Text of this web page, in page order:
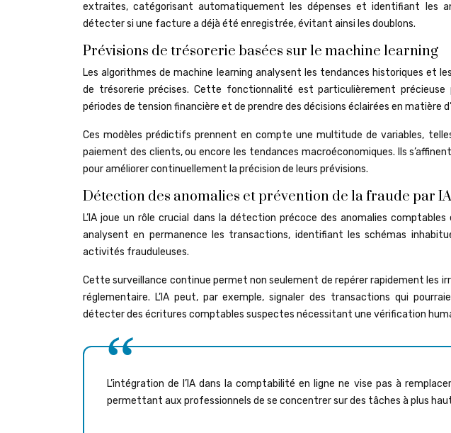
extraites, catégorisant automatiquement les dépenses et identifiant les
détecter si une facture a déjà été enregistrée, évitant ainsi les doublons.
Prévisions de trésorerie basées sur le machine learning
Les algorithmes de machine learning analysent les tendances historiques et
de trésorerie précises. Cette fonctionnalité est particulièrement précieuse
périodes de tension financière et de prendre des décisions éclairées en matière
Ces modèles prédictifs prennent en compte une multitude de variables,
paiement des clients, ou encore les tendances macroéconomiques. Ils
pour améliorer continuellement la précision de leurs prévisions.
Détection des anomalies et prévention de la fraude par IA
L’IA joue un rôle crucial dans la détection précoce des anomalies
analysent en permanence les transactions, identifiant les schémas
activités frauduleuses.
Cette surveillance continue permet non seulement de repérer rapidement les
réglementaire. L’IA peut, par exemple, signaler des transactions qui
détecter des écritures comptables suspectes nécessitant une vérification
L’intégration de l’IA dans la comptabilité en ligne ne vise pas à
permettant aux professionnels de se concentrer sur des tâches à plus